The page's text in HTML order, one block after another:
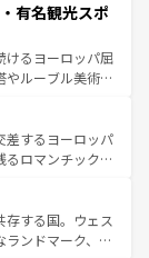
をしてみよう！
ンコ、熱気あふ
一部となってい
や、バルセロナの
ーマ遺跡や中世
ペインはその個
なお、新着のスペイン情報は コ
有名観光スポ
けるヨーロッパ屈
ルーブル美術館
殿、歴史的な大
が、訪れる者を心
国としても知ら
プロヴァンスの
み方が可能だ。さ
おり、どの街角に
差するヨーロッパ
るロマンチック街
ことがない。ベ
ルプスの絶景、そ
景は必見。ビール
存する国。ウェス
ランドマーク、歴